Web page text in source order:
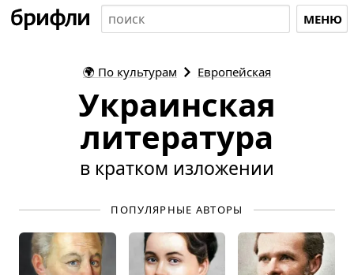
МЕНЮ
🌍 По культурам Европейская
Украинская
литература
в кратком изложении
ПОПУЛЯРНЫЕ АВТОРЫ